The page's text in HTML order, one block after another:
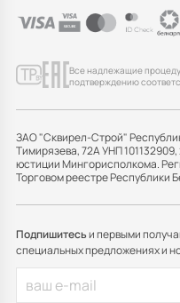
Все надлежащие
подтверждению
ЗАО "Сквирел-Строй"
Тимирязева, 72А УНП
юстиции Мингорисполкома.
Торговом реестре Республики
Подпишитесьи первыми
специальных предложениях и